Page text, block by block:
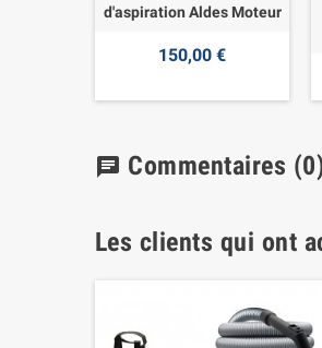
d'aspiration Aldes Moteur
150,00 €
chat Commentaires
Les clients qui ont